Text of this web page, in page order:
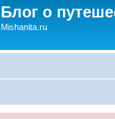
Блог о
Mishanita.ru